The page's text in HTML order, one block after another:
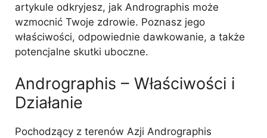
artykule odkryjesz, jak Andrographis może
wzmocnić Twoje zdrowie. Poznasz jego
właściwości, odpowiednie dawkowanie, a także
potencjalne skutki uboczne.
Andrographis – Właściwości i
Działanie
Pochodzący z terenów Azji Andrographis